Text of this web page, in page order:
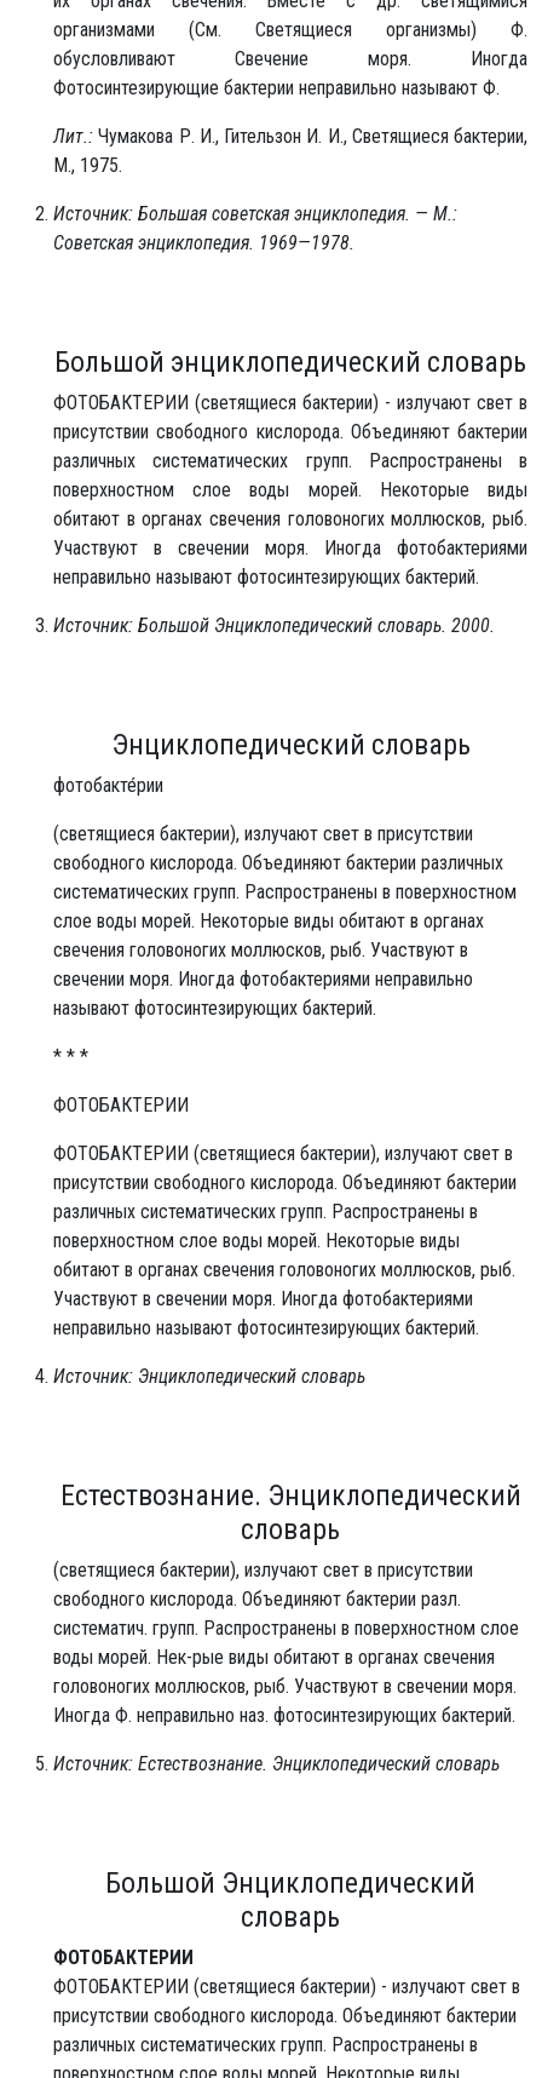
организмами (См. Светящиеся организмы) Ф.
обусловливают Свечение моря. Иногда
Фотосинтезирующие бактерии неправильно называют Ф.
Лит.: Чумакова Р. И., Гительзон И. И., Светящиеся бактерии,
М., 1975.
Источник: Большая советская энциклопедия. — М.:
Советская энциклопедия. 1969—1978.
Большой энциклопедический словарь
ФОТОБАКТЕРИИ (светящиеся бактерии) - излучают свет в
присутствии свободного кислорода. Объединяют бактерии
различных систематических групп. Распространены в
поверхностном слое воды морей. Некоторые виды
обитают в органах свечения головоногих моллюсков, рыб.
Участвуют в свечении моря. Иногда фотобактериями
неправильно называют фотосинтезирующих бактерий.
Источник: Большой Энциклопедический словарь. 2000.
Энциклопедический словарь
фотобакте́рии
(светящиеся бактерии), излучают свет в присутствии
свободного кислорода. Объединяют бактерии различных
систематических групп. Распространены в поверхностном
слое воды морей. Некоторые виды обитают в органах
свечения головоногих моллюсков, рыб. Участвуют в
свечении моря. Иногда фотобактериями неправильно
называют фотосинтезирующих бактерий.
* * *
ФОТОБАКТЕРИИ
ФОТОБАКТЕ́РИИ (светящиеся бактерии), излучают свет в
присутствии свободного кислорода. Объединяют бактерии
различных систематических групп. Распространены в
поверхностном слое воды морей. Некоторые виды
обитают в органах свечения головоногих моллюсков, рыб.
Участвуют в свечении моря. Иногда фотобактериями
неправильно называют фотосинтезирующих бактерий.
Источник: Энциклопедический словарь
Естествознание. Энциклопедический
словарь
(светящиеся бактерии), излучают свет в присутствии
свободного кислорода. Объединяют бактерии разл.
систематич. групп. Распространены в поверхностном слое
воды морей. Нек-рые виды обитают в органах свечения
головоногих моллюсков, рыб. Участвуют в свечении моря.
Иногда Ф. неправильно наз. фотосинтезирующих бактерий.
Источник: Естествознание. Энциклопедический словарь
Большой Энциклопедический
словарь
ФОТОБАКТЕРИИ
ФОТОБАКТЕРИИ (светящиеся бактерии) - излучают свет в
присутствии свободного кислорода. Объединяют бактерии
различных систематических групп. Распространены в